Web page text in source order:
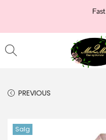
PREVIOUS
Salg